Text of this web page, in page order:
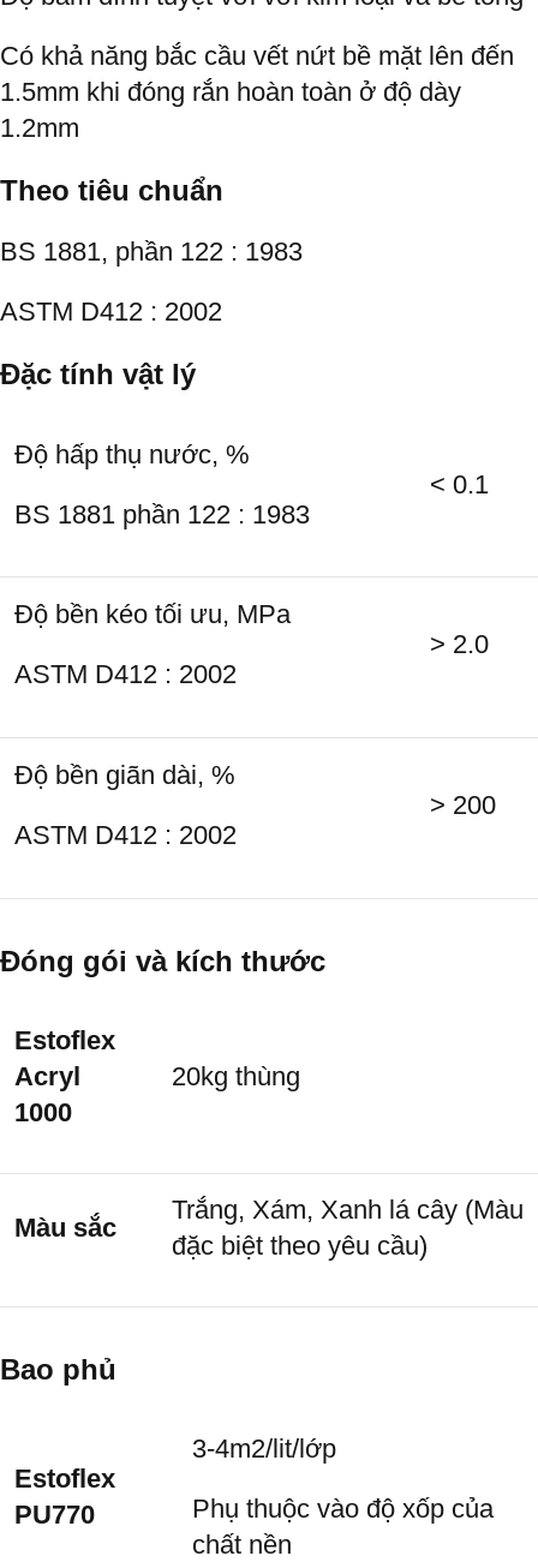
Có khả năng bắc cầu vết nứt bề mặt lên đến
1.5mm khi đóng rắn hoàn toàn ở độ dày
1.2mm
Theo tiêu chuẩn
BS 1881, phần 122 : 1983
ASTM D412 : 2002
Đặc tính vật lý
Độ hấp thụ nước, %
BS 1881 phần 122 : 1983
< 0.1
Độ bền kéo tối ưu, MPa
ASTM D412 : 2002
> 2.0
Độ bền giãn dài, %
ASTM D412 : 2002
> 200
Đóng gói và kích thước
Estoflex
Acryl
1000
20kg thùng
Màu sắc
Trắng, Xám, Xanh lá cây (Màu
đặc biệt theo yêu cầu)
Bao phủ
Estoflex
PU770
3-4m2/lit/lớp
Phụ thuộc vào độ xốp của
chất nền